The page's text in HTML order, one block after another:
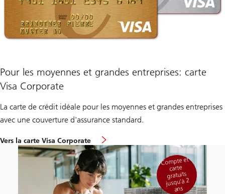
Pour les moyennes et grandes entreprises: carte
Visa Corporate
La carte de crédit idéale pour les moyennes et grandes entreprises
avec une couverture d'assurance standard.
Vers la carte Visa Corporate
Compte et
carte
gratuits
jusqu’à 2
ans